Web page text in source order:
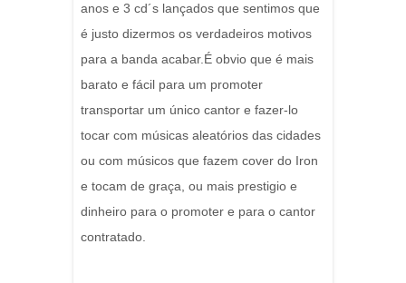
anos e 3 cd´s lançados que sentimos que
é justo dizermos os verdadeiros motivos
para a banda acabar.É obvio que é mais
barato e fácil para um promoter
transportar um único cantor e fazer-lo
tocar com músicas aleatórios das cidades
ou com músicos que fazem cover do Iron
e tocam de graça, ou mais prestigio e
dinheiro para o promoter e para o cantor
contratado.